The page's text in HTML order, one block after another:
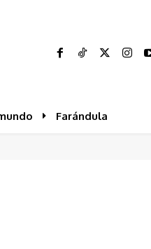
Farándula